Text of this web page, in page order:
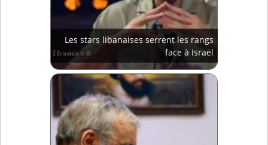
Les stars libanaises serrent les rangs
face à Israël